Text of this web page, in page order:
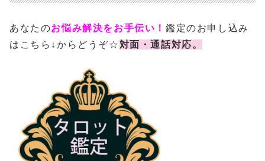
あなたのお悩み解決をお手伝い！鑑定のお申し込み
はこちら↓からどうぞ☆対面・通話対応。